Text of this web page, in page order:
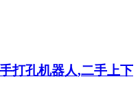
打孔机器人,二手上下